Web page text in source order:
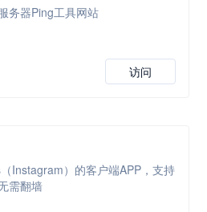
务器Ping工具网站
访问
Instagram）的客户端APP，支持
需翻墙